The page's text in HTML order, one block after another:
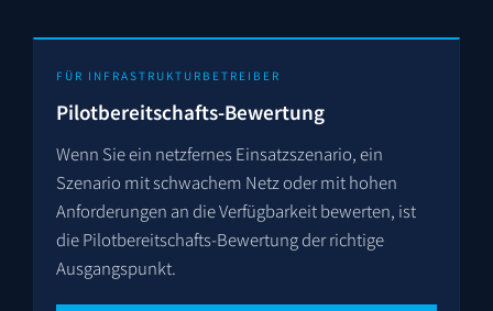
FÜR INFRASTRUKTUR­BETREIBER
Pilotbereitschafts-Bewertung
Wenn Sie ein netzfernes Einsatzszenario, ein
Szenario mit schwachem Netz oder mit hohen
Anforderungen an die Verfügbarkeit bewerten, ist
die Pilotbereitschafts-Bewertung der richtige
Ausgangspunkt.